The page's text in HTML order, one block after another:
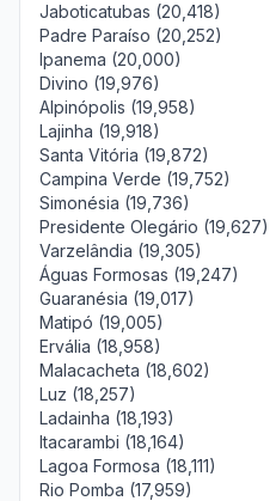
Jaboticatubas (20,418)
Padre Paraíso (20,252)
Ipanema (20,000)
Divino (19,976)
Alpinópolis (19,958)
Lajinha (19,918)
Santa Vitória (19,872)
Campina Verde (19,752)
Simonésia (19,736)
Presidente Olegário (19,627)
Varzelândia (19,305)
Águas Formosas (19,247)
Guaranésia (19,017)
Matipó (19,005)
Ervália (18,958)
Malacacheta (18,602)
Luz (18,257)
Ladainha (18,193)
Itacarambi (18,164)
Lagoa Formosa (18,111)
Rio Pomba (17,959)